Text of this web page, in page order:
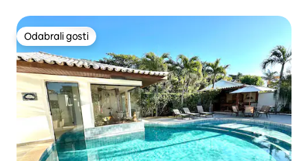
Odabrali gosti
Odabrali gosti